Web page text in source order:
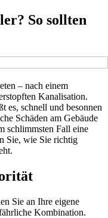
So sollten
– nach einem
Kanalisation.
es, schnell und besonnen
Schäden am Gebäude
schlimmsten Fall eine
Sie, wie Sie richtig
Sie an Ihre eigene
Kombination.